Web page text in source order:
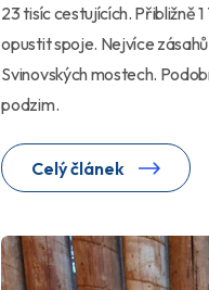
23 tisíc cestujících. Přibližně
opustit spoje. Nejvíce
Svinovských mostech.
podzim.
Celý článek